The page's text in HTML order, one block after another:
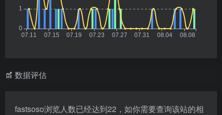
数据评估
fastsoso浏览人数已经达到22，如你需要查询该站的相